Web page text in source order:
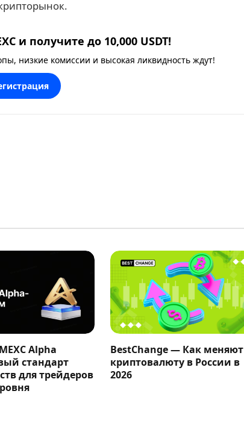
и получите до 10,000 USDT!
низкие комиссии и высокая ликвидность ждут!
Alpha
стандарт
для трейдеров
BestChange — Как меняют
криптовалюту в России в
2026